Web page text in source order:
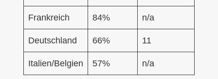
Frankreich 84% n/a
Deutschland 66% 11
Italien/Belgien 57% n/a